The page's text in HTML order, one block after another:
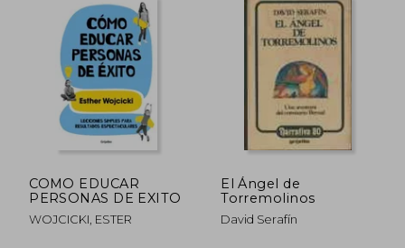
NT$ 752
COMO EDUCAR
PERSONAS DE EXITO
WOJCICKI, ESTER
El Ángel de
Torremolinos
David Serafín